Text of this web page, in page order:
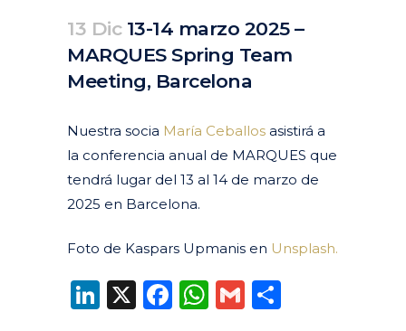
13 Dic13-14 marzo 2025 –
MARQUES Spring Team
Meeting, Barcelona
Nuestra socia María Ceballos asistirá a
la conferencia anual de MARQUES que
tendrá lugar del 13 al 14 de marzo de
2025 en Barcelona.
Foto de Kaspars Upmanis en Unsplash.
LinkedIn
X Facebook
WhatsApp
Gmail